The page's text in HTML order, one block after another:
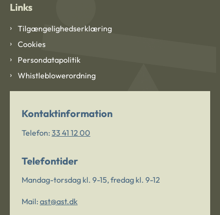
Links
Tilgængelighedserklæring
Cookies
Persondatapolitik
Whistleblowerordning
Kontaktinformation
Telefon: 33 41 12 00
Telefontider
Mandag-torsdag kl. 9-15, fredag kl. 9-12
Mail: ast@ast.dk